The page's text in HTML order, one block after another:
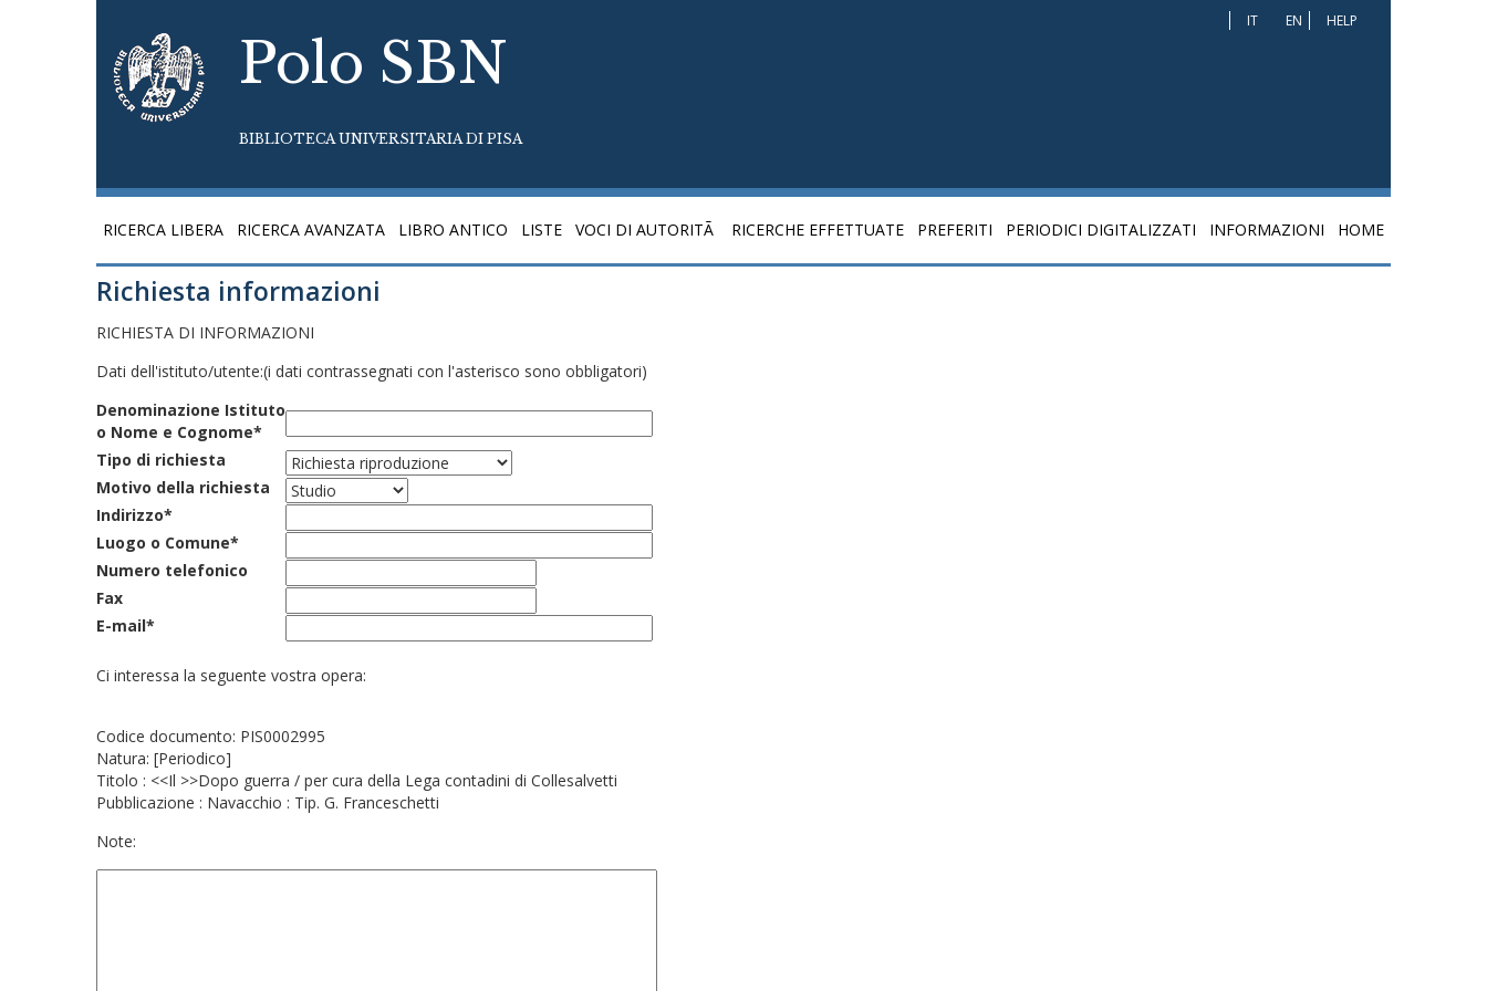
Polo SBN
BIBLIOTECA UNIVERSITARIA DI PISA
IT EN HELP
RICERCA LIBERA RICERCA AVANZATA LIBRO ANTICO LISTE VOCI DI AUTORITÃ RICERCHE EFFETTUATE PREFERITI PERIODICI DIGITALIZZATI INFORMAZIONI HOME
Richiesta informazioni
RICHIESTA DI INFORMAZIONI
Dati dell'istituto/utente:(i dati contrassegnati con l'asterisco sono obbligatori)
Denominazione Istituto
o Nome e Cognome*
Tipo di richiesta
Motivo della richiesta
Indirizzo*
Luogo o Comune*
Numero telefonico
Fax
E-mail*
Ci interessa la seguente vostra opera:
Codice documento: PIS0002995
Natura: [Periodico]
Titolo : <<Il >>Dopo guerra / per cura della Lega contadini di Collesalvetti
Pubblicazione : Navacchio : Tip. G. Franceschetti
Note: